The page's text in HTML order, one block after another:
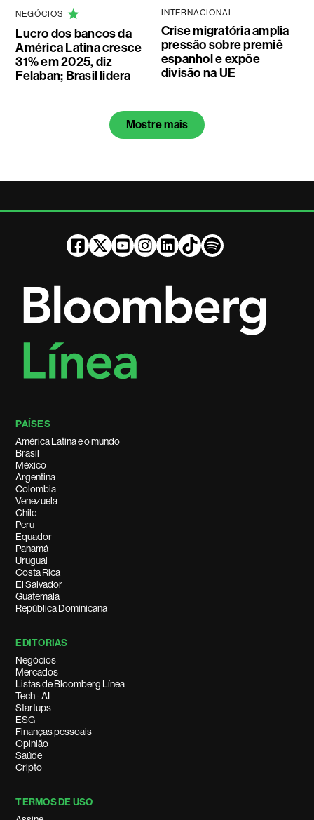
NEGÓCIOS
Lucro dos bancos da
América Latina cresce
31% em 2025, diz
Felaban; Brasil lidera
INTERNACIONAL
Crise migratória amplia
pressão sobre premiê
espanhol e expõe
divisão na UE
Mostre mais
PAÍSES
América Latina e o mundo
Brasil
México
Argentina
Colombia
Venezuela
Chile
Peru
Equador
Panamá
Uruguai
Costa Rica
El Salvador
Guatemala
República Dominicana
EDITORIAS
Negócios
Mercados
Listas de Bloomberg Línea
Tech - AI
Startups
ESG
Finanças pessoais
Opinião
Saúde
Cripto
TERMOS DE USO